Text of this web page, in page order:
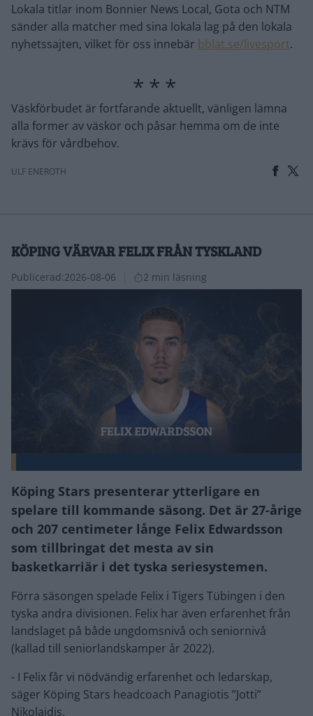
Lokala titlar inom Bonnier News Local, Gota och NTM
sänder alla matcher med sina lokala lag på den lokala
nyhetssajten, vilket för oss innebär bblat.se/livesport.
Väskförbudet är fortfarande aktuellt, vänligen lämna
alla former av väskor och påsar hemma om de inte
krävs för vårdbehov.
ULF ENEROTH
KÖPING VÄRVAR FELIX FRÅN TYSKLAND
Publicerad:2026-08-06 2 min läsning
Köping Stars presenterar ytterligare en
spelare till kommande säsong. Det är 27-årige
och 207 centimeter långe Felix Edwardsson
som tillbringat det mesta av sin
basketkarriär i det tyska seriesystemen.
Förra säsongen spelade Felix i Tigers Tübingen i den
tyska andra divisionen. Felix har även erfarenhet från
landslaget på både ungdomsnivå och seniornivå
(kallad till seniorlandskamper år 2022).
- I Felix får vi nödvändig erfarenhet och ledarskap,
säger Köping Stars headcoach Panagiotis ”Jotti”
Nikolaidis.